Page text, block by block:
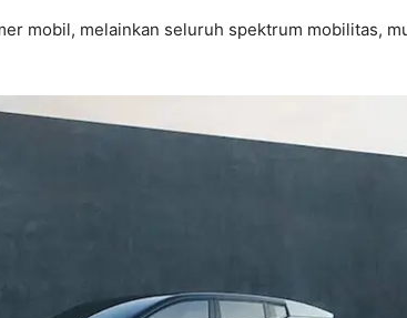
mobil, melainkan seluruh spektrum mobilitas,